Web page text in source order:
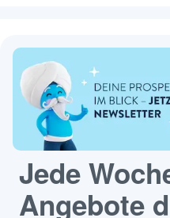
Jede
Angebote